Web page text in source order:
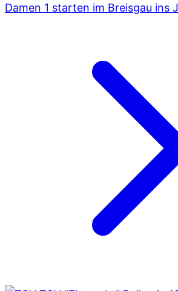
Damen 1 starten im Breisgau ins